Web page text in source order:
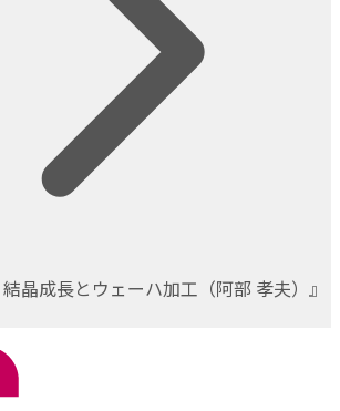
晶成長とウェーハ加工（阿部 孝夫）』